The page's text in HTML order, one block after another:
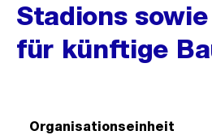
Stadions
für künftige
Organisationseinheit